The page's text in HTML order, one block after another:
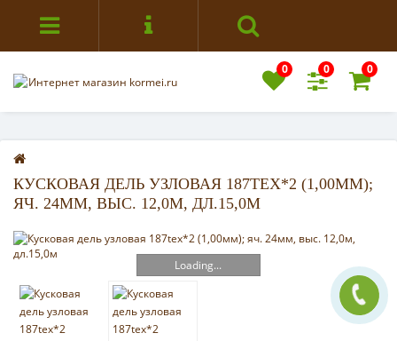
0 0 0
КУСКОВАЯ ДЕЛЬ УЗЛОВАЯ 187TEX*2 (1,00ММ);
ЯЧ. 24ММ, ВЫС. 12,0М, ДЛ.15,0М
Loading...